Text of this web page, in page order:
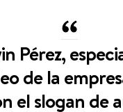
Pérez,
de la
el slogan de